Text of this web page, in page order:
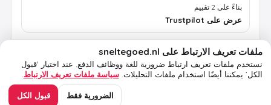
بناءً على 2 تقييم
عرض على Trustpilot
الشروطالخصوصيةسياسة ملفات تعريف الارتباطملفات تعريف الارتباط على sneltegoed.nl
نستخدم ملفات تعريف ارتباط ضرورية للغة ووظائف الدفع. عند اختيار ‘قبول
الكل’ يمكننا أيضًا استخدام ملفات التحليلات. سياسة ملفات تعريف الارتباط
الضرورية فقط قبول الكل